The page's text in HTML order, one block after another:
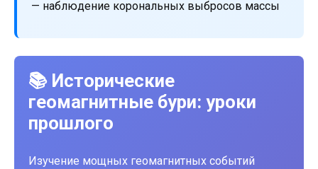
— наблюдение корональных выбросов массы
📚 Исторические
геомагнитные бури: уроки
прошлого
Изучение мощных геомагнитных событий